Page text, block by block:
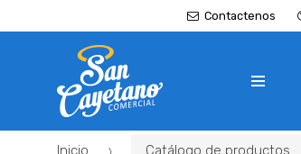
Contactenos
Inicio Catálogo de productos